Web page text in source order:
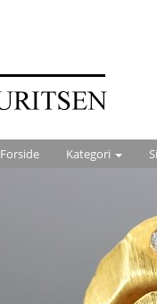
Forside Kategori